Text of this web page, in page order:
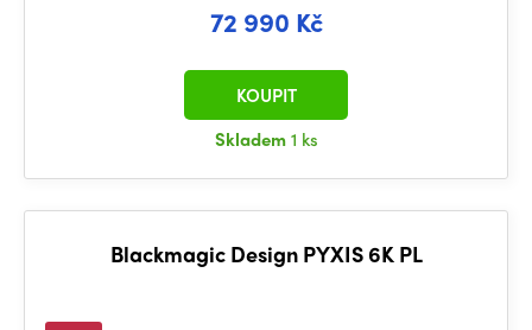
72 990 Kč
Skladem1 ks
KOUPIT
Blackmagic Design PYXIS 6K PL